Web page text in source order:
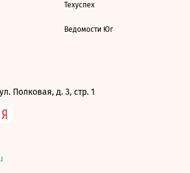
Техуспех
Ведомости Юг
Полковая, д. 3, стр. 1